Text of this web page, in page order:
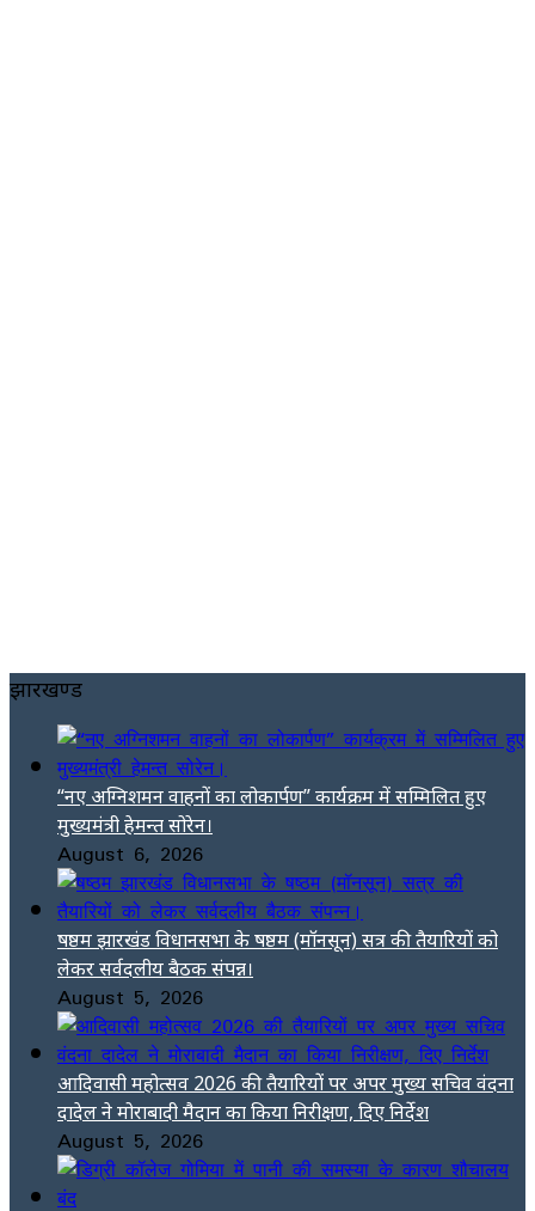
झारखण्ड
“नए अग्निशमन वाहनों का लोकार्पण” कार्यक्रम में सम्मिलित हुए
मुख्यमंत्री हेमन्त सोरेन।
August 6, 2026
षष्ठम झारखंड विधानसभा के षष्ठम (मॉनसून) सत्र की तैयारियों को
लेकर सर्वदलीय बैठक संपन्न।
August 5, 2026
आदिवासी महोत्सव 2026 की तैयारियों पर अपर मुख्य सचिव वंदना
दादेल ने मोराबादी मैदान का किया निरीक्षण, दिए निर्देश
August 5, 2026